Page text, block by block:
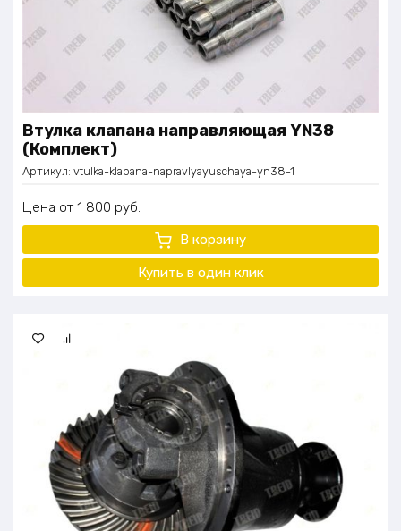
Втулка клапана направляющая YN38
(Комплект)
Артикул: vtulka-klapana-napravlyayuschaya-yn38-1
Цена 1 800 руб.
В корзину
Купить в один клик